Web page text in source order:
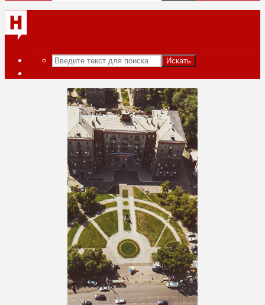
Искать